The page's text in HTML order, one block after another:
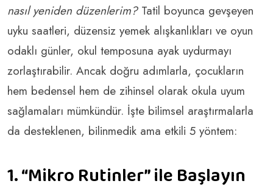
nasıl yeniden düzenlerim?Tatil boyunca gevşeyen
uyku saatleri, düzensiz yemek alışkanlıkları ve oyun
odaklı günler, okul temposuna ayak uydurmayı
zorlaştırabilir. Ancak doğru adımlarla, çocukların
hem bedensel hem de zihinsel olarak okula uyum
sağlamaları mümkündür. İşte bilimsel araştırmalarla
da desteklenen, bilinmedik ama etkili 5 yöntem:
1. “Mikro Rutinler” ile Başlayın